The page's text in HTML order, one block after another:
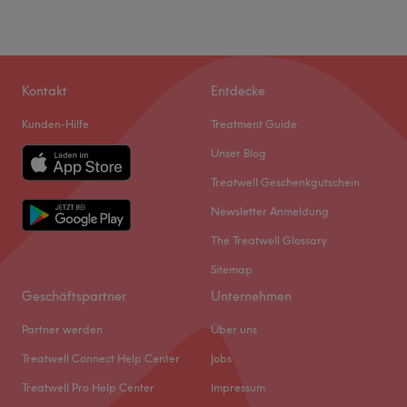
Ein Studio, eine Ansprechpartnerin
: Ich betreue jede
Nachbehandlung. Als PMU Artistin und Trainerin lege ich
besonderen Wert auf Präzision, natürliche Ergebnisse und
höchste Hygienestandards.
Nächste öffentliche Verkehrsmittel:
Der Bahnhof Bonn Bad Godesberg ist nur ca. 5
Gehminuten entfernt. Stadtbahn (16,63,67) und mehrere
Buslinien befinden sich in direkter Nähe.
Zurück zur Salonansicht
Kontakt
Kunden-Hilfe
Entdecke
Treatment Guide
Unser Blog
Treatwell Geschenkgutschein
Newsletter Anmeldung
The Treatwell Glossary
Sitemap
Geschäftspartner
Partner werden
Treatwell Connect Help Center
Treatwell Pro Help Center
Unternehmen
Über uns
Jobs
Impressum